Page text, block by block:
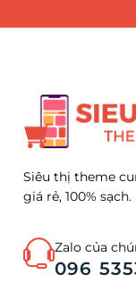
Siêu thị theme
giá rẻ, 100% sạch.
Zalo của
096